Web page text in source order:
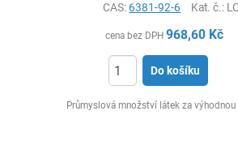
CAS:6381-92-6 Kat. č.:
cena bez DPH 968,60 Kč
Do košíku
Průmyslová množství látek za výhodnou